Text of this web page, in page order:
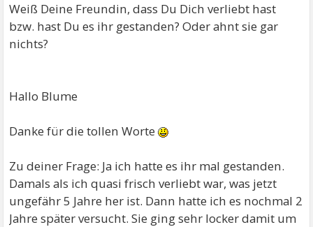
Weiß Deine Freundin, dass Du Dich verliebt hast
bzw. hast Du es ihr gestanden? Oder ahnt sie gar
nichts?
Hallo Blume
Danke für die tollen Worte
Zu deiner Frage: Ja ich hatte es ihr mal gestanden.
Damals als ich quasi frisch verliebt war, was jetzt
ungefähr 5 Jahre her ist. Dann hatte ich es nochmal 2
Jahre später versucht. Sie ging sehr locker damit um